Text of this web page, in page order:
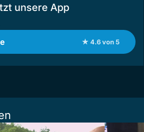
unsere App
★ 4.6 von 5